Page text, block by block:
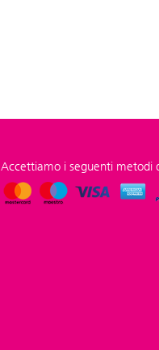
Accettiamo i seguenti metodi